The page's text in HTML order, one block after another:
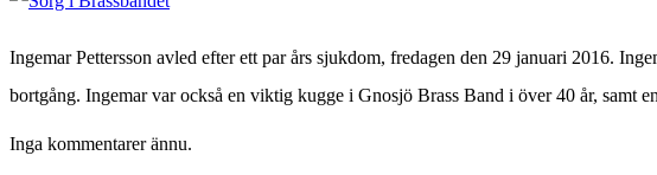
Ingemar Pettersson avled efter ett par års sjukdom, fredagen den 29 januari 2016.
bortgång. Ingemar var också en viktig kugge i Gnosjö Brass Band i över 40 år, samt
Inga kommentarer ännu.